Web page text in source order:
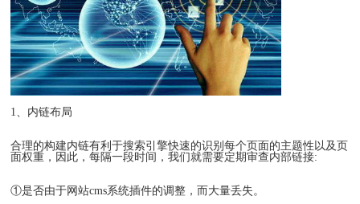
1、内链布局
合理的构建内链有利于搜索引擎快速的识别每个页面的主题性以及页
面权重，因此，每隔一段时间，我们就需要定期审查内部链接:
①是否由于网站cms系统插件的调整，而大量丢失。